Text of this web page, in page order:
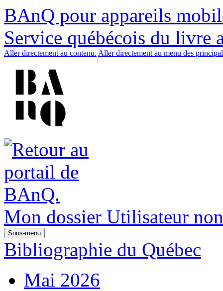
BAnQ pour appareils
Service québécois du livre
Aller directement au contenu. Aller directement au menu des
Mon dossier Utilisateur
Sous-menu
Bibliographie du Québec
Mai 2026